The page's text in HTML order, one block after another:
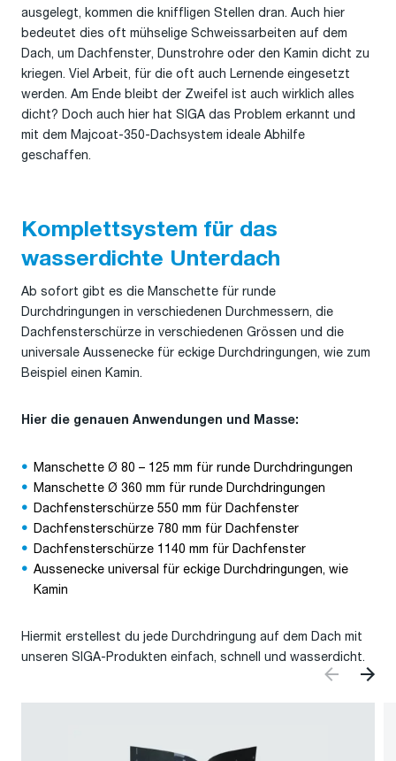
ausgelegt, kommen die kniffligen Stellen dran. Auch hier
bedeutet dies oft mühselige Schweissarbeiten auf dem
Dach, um Dachfenster, Dunstrohre oder den Kamin dicht zu
kriegen. Viel Arbeit, für die oft auch Lernende eingesetzt
werden. Am Ende bleibt der Zweifel ist auch wirklich alles
dicht? Doch auch hier hat SIGA das Problem erkannt und
mit dem Majcoat-350-Dachsystem ideale Abhilfe
geschaffen.
Komplettsystem für das
wasserdichte Unterdach
Ab sofort gibt es die Manschette für runde
Durchdringungen in verschiedenen Durchmessern, die
Dachfensterschürze in verschiedenen Grössen und die
universale Aussenecke für eckige Durchdringungen, wie zum
Beispiel einen Kamin.
Hier die genauen Anwendungen und Masse:
Manschette Ø 80 – 125 mm für runde Durchdringungen
Manschette Ø 360 mm für runde Durchdringungen
Dachfensterschürze 550 mm für Dachfenster
Dachfensterschürze 780 mm für Dachfenster
Dachfensterschürze 1140 mm für Dachfenster
Aussenecke universal für eckige Durchdringungen, wie
Kamin
Hiermit erstellest du jede Durchdringung auf dem Dach mit
unseren SIGA-Produkten einfach, schnell und wasserdicht.